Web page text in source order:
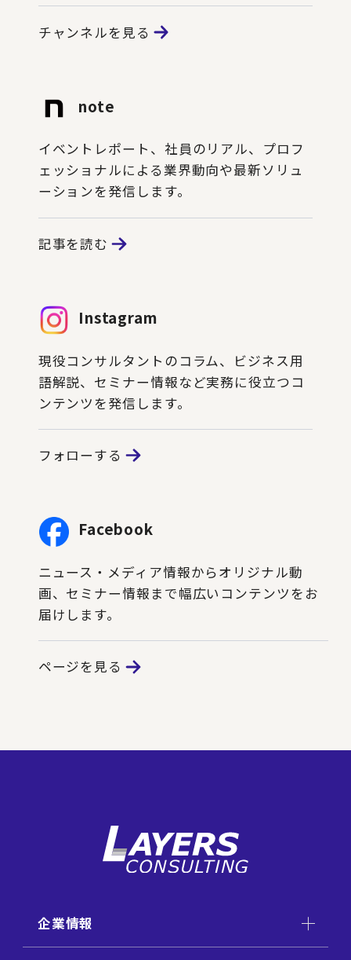
チャンネルを見る
note
イベントレポート、社員のリアル、プロフ
ェッショナルによる業界動向や最新ソリュ
ーションを発信します。
記事を読む
Instagram
現役コンサルタントのコラム、ビジネス用
語解説、セミナー情報など実務に役立つコ
ンテンツを発信します。
フォローする
Facebook
ニュース・メディア情報からオリジナル動
画、セミナー情報まで幅広いコンテンツをお
届けします。
ページを見る
企業情報